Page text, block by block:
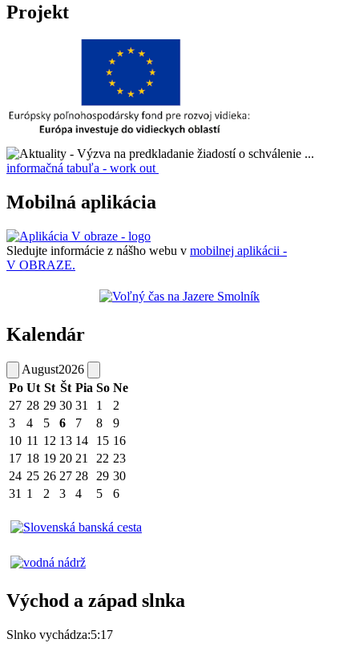
Projekt
informačná tabuľa - work out
Mobilná aplikácia
Sledujte informácie z nášho webu v mobilnej aplikácii -
V OBRAZE.
Kalendár
August2026
Po Ut St Št Pia So Ne
27 28 29 30 31 1
2
3
4 5 6 7 8
9
10 11 12 13 14 15 16
17 18 19 20 21 22 23
24 25 26 27 28 29 30
31 1 2 3 4 5 6
Východ a západ slnka
Slnko vychádza:5:17